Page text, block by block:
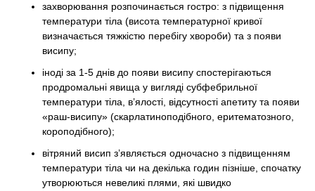
захворювання розпочинається гостро: з підвищення
температури тіла (висота температурної кривої
визначається тяжкістю перебігу хвороби) та з появи
висипу;
іноді за 1-5 днів до появи висипу спостерігаються
продромальні явища у вигляді субфебрильної
температури тіла, в’ялості, відсутності апетиту та появи
«раш-висипу» (скарлатиноподібного, еритематозного,
короподібного);
вітряний висип з’являється одночасно з підвищенням
температури тіла чи на декілька годин пізніше, спочатку
утворюються невеликі плями, які швидко